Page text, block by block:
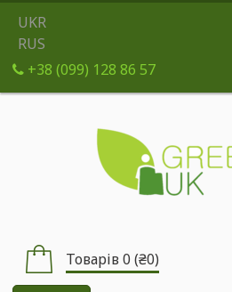
UKR
RUS
+38 (099) 128 86 57
Товарів 0 (₴0)